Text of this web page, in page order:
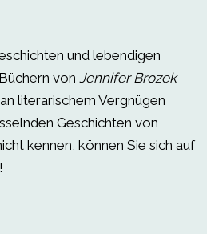
und lebendigen
von Jennifer Brozek
literarischem Vergnügen
Geschichten von
kennen, können Sie sich auf